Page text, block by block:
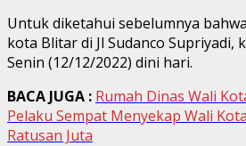
Untuk diketahui sebelumnya
kota Blitar di Jl Sudanco Supriyadi,
Senin (12/12/2022) dini hari.
BACA JUGA : Rumah Dinas Wali
Pelaku Sempat Menyekap Wali
Ratusan Juta